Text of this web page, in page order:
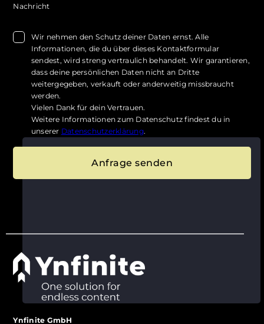
Nachricht
Wir nehmen den Schutz deiner Daten ernst. Alle
Informationen, die du über dieses Kontaktformular
sendest, wird streng vertraulich behandelt. Wir garantieren,
dass deine persönlichen Daten nicht an Dritte
weitergegeben, verkauft oder anderweitig missbraucht
werden.
Vielen Dank für dein Vertrauen.
Weitere Informationen zum Datenschutz findest du in
unserer Datenschutzerklärung.
Anfrage senden
Ynfinite GmbH